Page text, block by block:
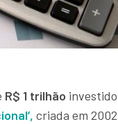
R$ 1 trilhão investido
criada em 2002